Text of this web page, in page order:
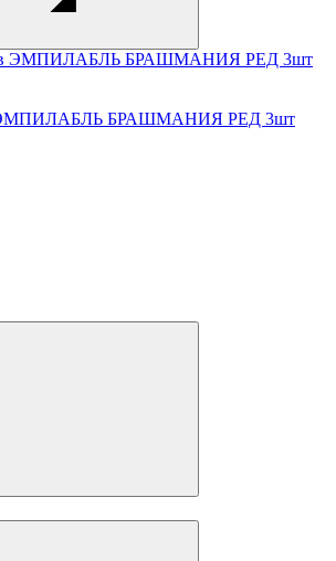
ЭМПИЛАБЛЬ БРАШМАНИЯ РЕД 3шт